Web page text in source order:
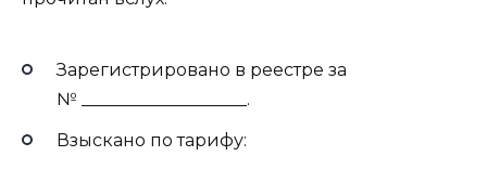
Зарегистрировано в реестре за
№ ___________________.
Взыскано по тарифу: